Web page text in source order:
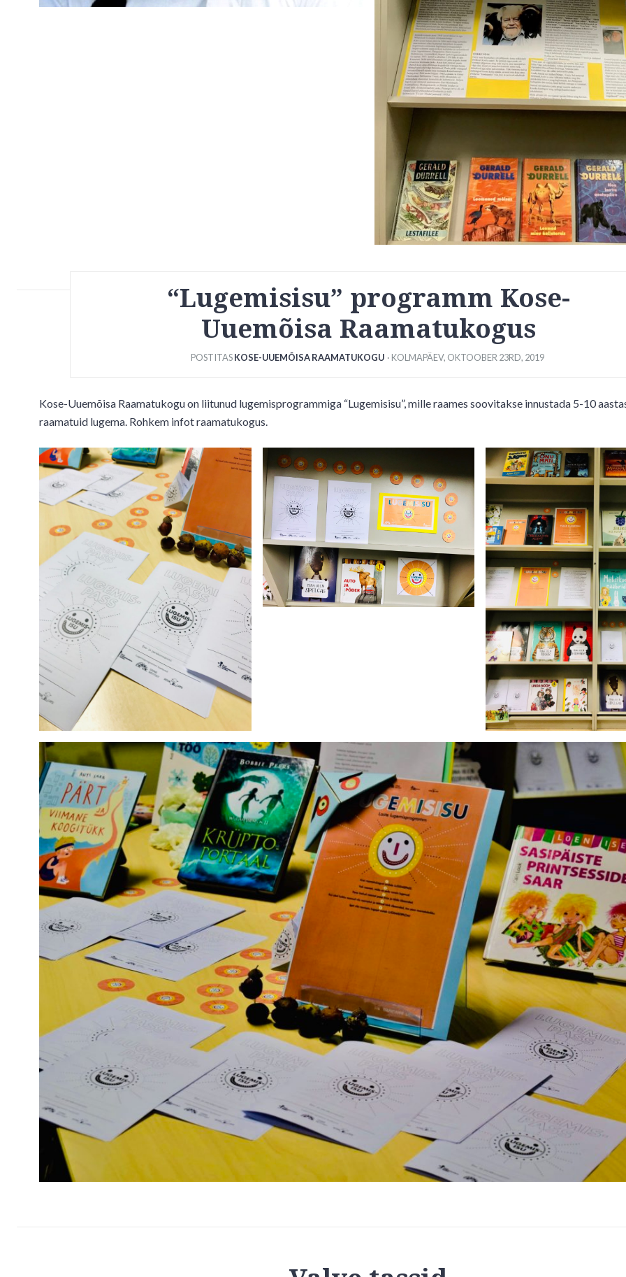
“Lugemisisu” programm Kose-
Uuemõisa Raamatukogus
POSTITASKOSE-UUEMÕISA RAAMATUKOGU · KOLMAPÄEV, OKTOOBER23RD, 2019
Kose-Uuemõisa Raamatukogu on liitunud lugemisprogrammiga “Lugemisisu”, mille raames soovitakse innustada 5-10
raamatuid lugema. Rohkem infot raamatukogus.